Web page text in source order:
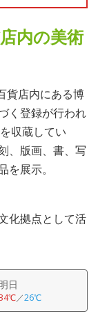
内の美術
貨店内にある博
く登録が行われ
収蔵してい
、版画、書、写
展示。
化拠点として活
明日
／26℃